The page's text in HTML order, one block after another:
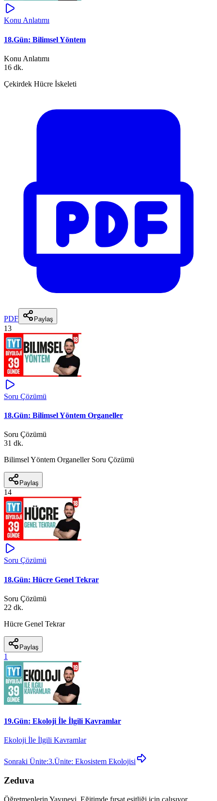
Konu Anlatımı
18.Gün: Bilimsel Yöntem
Konu Anlatımı
16 dk.
Çekirdek Hücre İskeleti
PDF Paylaş
13
Soru Çözümü
18.Gün: Bilimsel Yöntem Organeller
Soru Çözümü
31 dk.
Bilimsel Yöntem Organeller Soru Çözümü
Paylaş
14
Soru Çözümü
18.Gün: Hücre Genel Tekrar
Soru Çözümü
22 dk.
Hücre Genel Tekrar
Paylaş
1
19.Gün: Ekoloji İle İlgili Kavramlar
Ekoloji İle İlgili Kavramlar
Sonraki Ünite:3.Ünite: Ekosistem Ekolojisi
Zeduva
Öğretmenlerin Yayınevi. Eğitimde fırsat eşitliği için çalışıyor.